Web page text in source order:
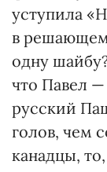
уступила
в
одну
что Павел
русский
голов, чем
канадцы,